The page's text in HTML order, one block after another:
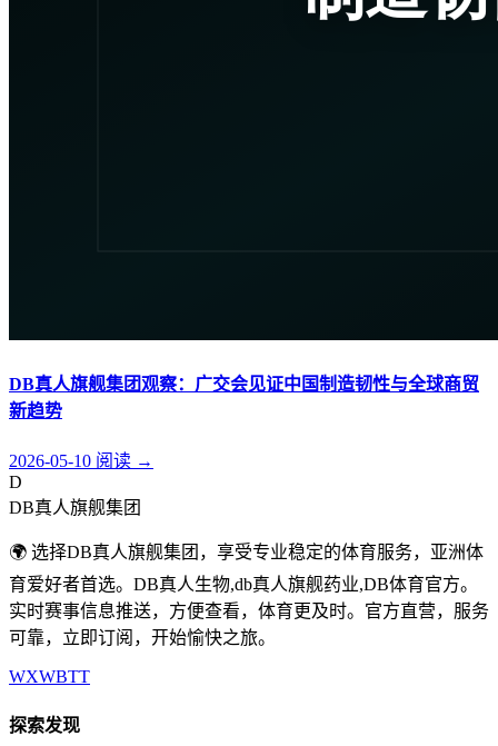
DB真人旗舰集团观察：广交会见证中国制造韧性与全球商贸
新趋势
2026-05-10 阅读 →
D
DB真人旗舰集团
🌍 选择DB真人旗舰集团，享受专业稳定的体育服务，亚洲体
育爱好者首选。DB真人生物,db真人旗舰药业,DB体育官方。
实时赛事信息推送，方便查看，体育更及时。官方直营，服务
可靠，立即订阅，开始愉快之旅。
WXWBTT
探索发现